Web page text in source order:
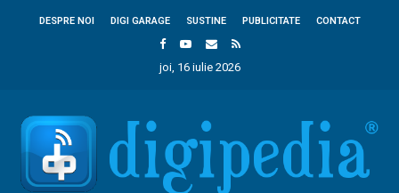
DESPRE NOI DIGI GARAGE SUSTINE PUBLICITATE CONTACT
joi, 16 iulie 2026